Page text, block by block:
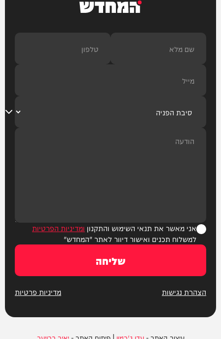
המחדש
אני מאשר את תנאי השימוש והתקנון ומדיניות הפרטיות
למשלוח תכנים ואישור דיוור לאתר "המחדש"
שליחה
הצהרת נגישות מדיניות פרטיות